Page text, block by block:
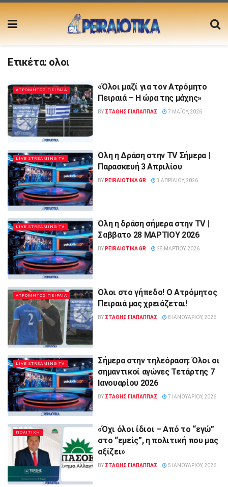
Ετικέτα: ολοι
ΑΤΡΟΜΗΤΟΣ ΠΕΙΡΑΙΑ
«Όλοι μαζί για τον Ατρόμητο
Πειραιά – Η ώρα της μάχης»
BY ΣΤΑΘΗΣ ΓΊΑΠΑΠΠΑΣ 7 ΜΑΪ́ΟΥ, 2026
LIVE STREAMING TV
Όλη η Δράση στην TV Σήμερα |
Παρασκευή 3 Απριλίου
BY PEIRAIOTIKA GR 3 ΑΠΡΙΛΊΟΥ, 2026
LIVE STREAMING TV
Όλη η δράση σήμερα στην TV |
Σαββατο 28 ΜΑΡΤΙΟΥ 2026
BY PEIRAIOTIKA GR 28 ΜΑΡΤΊΟΥ, 2026
ΑΤΡΟΜΗΤΟΣ ΠΕΙΡΑΙΑ
Όλοι στο γήπεδο! Ο Ατρόμητος
Πειραιά μας χρειάζεται!
BY ΣΤΑΘΗΣ ΓΊΑΠΑΠΠΑΣ 8 ΙΑΝΟΥΑΡΊΟΥ, 2026
LIVE STREAMING TV
Σήμερα στην τηλεόραση: Όλοι οι
σημαντικοί αγώνες Τετάρτης 7
Ιανουαρίου 2026
BY ΣΤΑΘΗΣ ΓΊΑΠΑΠΠΑΣ 7 ΙΑΝΟΥΑΡΊΟΥ, 2026
ΠΟΛΙΤΙΚΗ
«Όχι όλοι ίδιοι – Από το “εγώ”
στο “εμείς”, η πολιτική που μας
αξίζει»
BY ΣΤΑΘΗΣ ΓΊΑΠΑΠΠΑΣ 5 ΙΑΝΟΥΑΡΊΟΥ, 2026